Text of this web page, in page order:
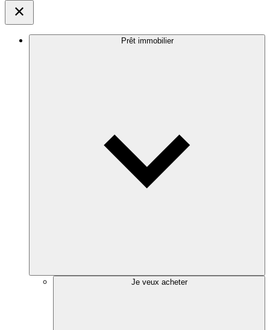
Prêt immobilier
Je veux acheter